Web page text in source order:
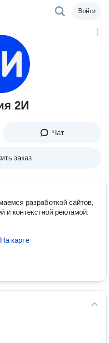
Войти
2И
Чат
заказ
разработкой сайтов,
и контекстной рекламой.
На карте